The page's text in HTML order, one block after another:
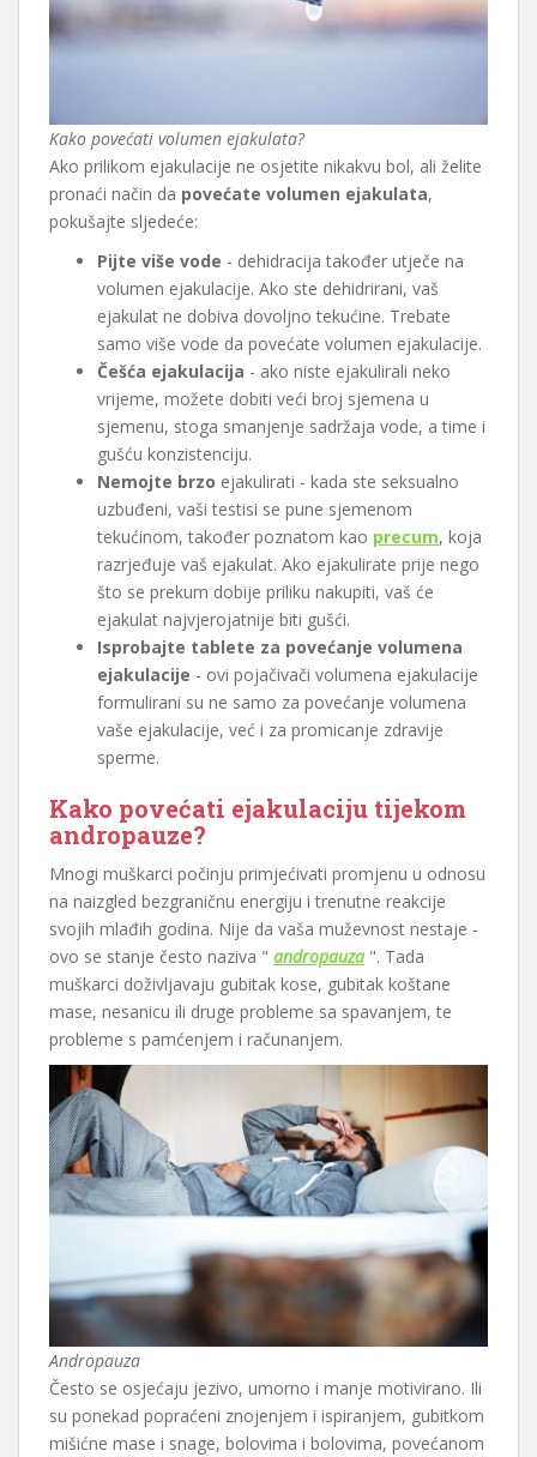
Kako povećati volumen ejakulata?
Ako prilikom ejakulacije ne osjetite nikakvu bol, ali želite
pronaći način da povećate volumen ejakulata,
pokušajte sljedeće:
Pijte više vode - dehidracija također utječe na
volumen ejakulacije. Ako ste dehidrirani, vaš
ejakulat ne dobiva dovoljno tekućine. Trebate
samo više vode da povećate volumen ejakulacije.
Češća ejakulacija - ako niste ejakulirali neko
vrijeme, možete dobiti veći broj sjemena u
sjemenu, stoga smanjenje sadržaja vode, a time i
gušću konzistenciju.
Nemojte brzo ejakulirati - kada ste seksualno
uzbuđeni, vaši testisi se pune sjemenom
tekućinom, također poznatom kao precum, koja
razrjeđuje vaš ejakulat. Ako ejakulirate prije nego
što se prekum dobije priliku nakupiti, vaš će
ejakulat najvjerojatnije biti gušći.
Isprobajte tablete za povećanje volumena
ejakulacije - ovi pojačivači volumena ejakulacije
formulirani su ne samo za povećanje volumena
vaše ejakulacije, već i za promicanje zdravije
sperme.
Kako povećati ejakulaciju tijekom
andropauze?
Mnogi muškarci počinju primjećivati promjenu u odnosu
na naizgled bezgraničnu energiju i trenutne reakcije
svojih mlađih godina. Nije da vaša muževnost nestaje -
ovo se stanje često naziva " andropauza ". Tada
muškarci doživljavaju gubitak kose, gubitak koštane
mase, nesanicu ili druge probleme sa spavanjem, te
probleme s pamćenjem i računanjem.
Andropauza
Često se osjećaju jezivo, umorno i manje motivirano. Ili
su ponekad popraćeni znojenjem i ispiranjem, gubitkom
mišićne mase i snage, bolovima i bolovima, povećanom